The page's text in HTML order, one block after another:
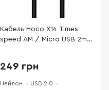
Кабель Hoco X14 Times
speed AM / Micro USB 2m
249 грн
Нейлон
USB 2.0